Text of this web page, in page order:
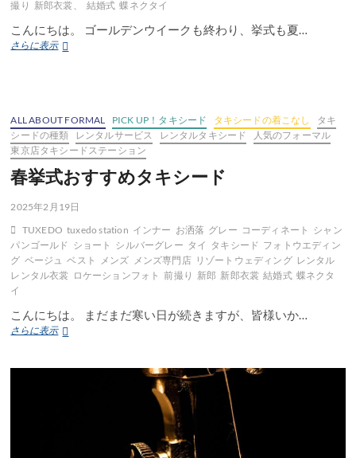
撮り 新郎衣裳、 結婚式 蝶ネクタイ
こんにちは。 ゴールデンウイークも終わり、挙式も夏…
さらに表示夏
す
め
タ
キ
シ
ー
ド
ALL ABOUT FORMAL PICK UP！タキシード タキシードの着こなし
タキ
シードの種類
レンタルサービス レンタルタキシード
人気のフォーマル
東京店タキシードステーション
春挙式おすすめタキシード
2025年2月19日
TUXEDO tuxedo station インナー お洒落 グレー コーディネート シャン
パンゴールド ショート シルバーグレー タイ タキシード フォトウエディン
グ ベージュ ベスト メンズ メンズ専門店 リゾートウェディング レンタル
レンタル衣裳 ロケーションフォト 前撮り 新郎 新郎衣裳 結婚式 蝶ネクタ
イ
こんにちは。 まだまだ寒い日が続きますが、皆様いか…
さらに表示春